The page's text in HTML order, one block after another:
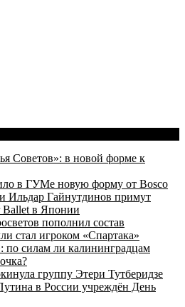
Советов»: в новой форме к
в ГУМе новую форму от Bosco
Ильдар Гайнутдинов примут
Ballet в Японии
пополнил состав
стал игроком «Спартака»
силам ли калининградцам
группу Этери Тутберидзе
в России учреждён День